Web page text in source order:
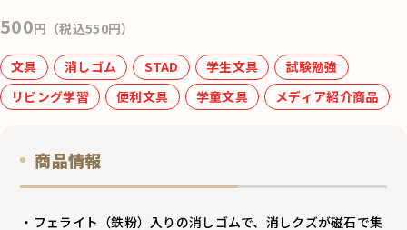
500円（税込550円）
文具 消しゴム STAD 学生文具
試験勉強
リビング学習
便利文具 学童文具 メディア紹介商品
商品情報
・フェライト（鉄粉）入りの消しゴムで、消しクズが磁石で集